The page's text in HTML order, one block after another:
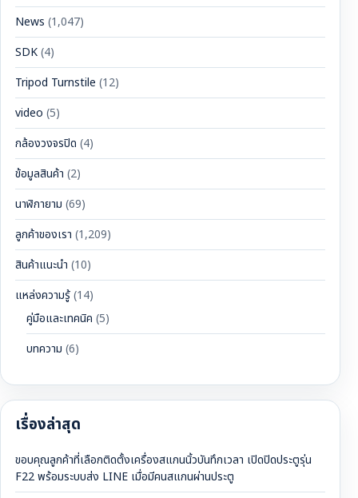
News (1,047)
SDK(4)
Tripod Turnstile (12)
video (5)
กล้องวงจรปิด (4)
ข้อมูลสินค้า (2)
นาฬิกายาม (69)
ลูกค้าของเรา (1,209)
สินค้าแนะนำ (10)
แหล่งความรู้(14)
คู่มือและเทคนิค (5)
บทความ (6)
เรื่องล่าสุด
ขอบคุณลูกค้าที่เลือกติดตั้งเครื่องสแกนนิ้วบันทึกเวลา เปิดปิดประตูรุ่น
F22 พร้อมระบบส่ง LINE เมื่อมีคนสแกนผ่านประตู